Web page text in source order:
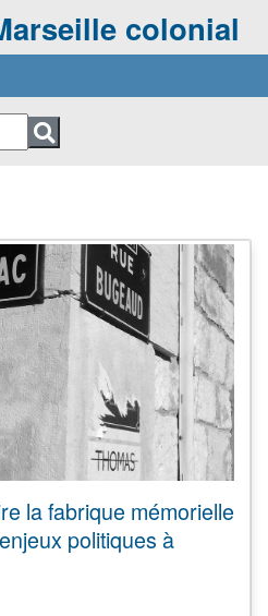
colonial
la fabrique mémorielle
politiques à